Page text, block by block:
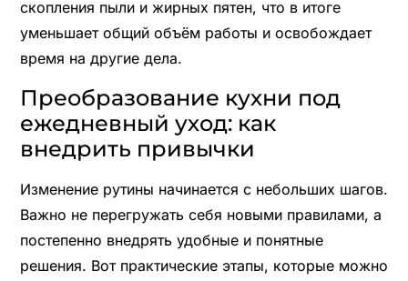
скопления пыли и жирных пятен, что в итоге
уменьшает общий объём работы и освобождает
время на другие дела.
Преобразование кухни под
ежедневный уход: как
внедрить привычки
Изменение рутины начинается с небольших шагов.
Важно не перегружать себя новыми правилами, а
постепенно внедрять удобные и понятные
решения. Вот практические этапы, которые можно